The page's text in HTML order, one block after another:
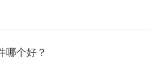
哪个好？